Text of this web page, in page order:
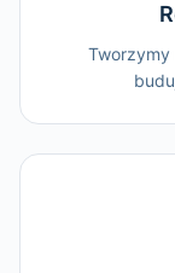
Tworzymy